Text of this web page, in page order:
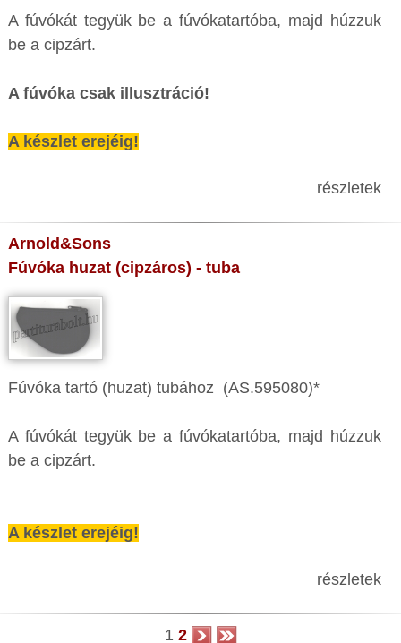
A fúvókát tegyük be a fúvókatartóba, majd húzzuk
be a cipzárt.
A fúvóka csak illusztráció!
A készlet erejéig!
részletek
Arnold&Sons
Fúvóka huzat (cipzáros) - tuba
Fúvóka tartó (huzat) tubához (AS.595080)*
A fúvókát tegyük be a fúvókatartóba, majd húzzuk
be a cipzárt.
A készlet erejéig!
részletek
1 2